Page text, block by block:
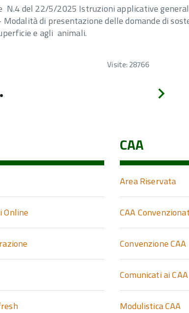
del 22/5/2025 Istruzioni applicative
di presentazione delle domande di
e agli animali.
Visite: 28766
Online
CAA
Area Riservata
CAA
Convenzione CAA
Comunicati ai CAA
Modulistica CAA